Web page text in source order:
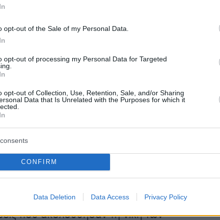
opt-out of the Sale of my Personal Data.
opt-out of processing my Personal Data for Targeted
opt-out of Collection, Use, Retention, Sale, and/or Sharing
Data that Is Unrelated with the Purposes for which it
CONFIRM
Data Deletion Data Access Privacy Policy
ο Κώστας Μ. Σταματόπουλος στο βιβλίο του
ο Κωνσταντίνος να παραιτηθεί υπέρ του
στερώντας έτσι από τους
την προσχηματική δικαιολογία της
εχθρότητας απέναντι στην Ελλάδα". Όμως
τον δικαιολογεί λόγω των δεινών
Ελλήνων να επιστρέψει: «Αλλά επί τέλους
έκαμε. Και αυτό είναι το μέχρι στιγμής
ευθύνης στην τραγωδία που εξελισσόταν
που ακολούθησαν τη νίκη των